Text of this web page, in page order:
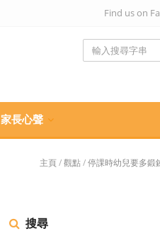
Find us on
家長心聲
主頁/觀點/停課時幼兒要多
搜尋